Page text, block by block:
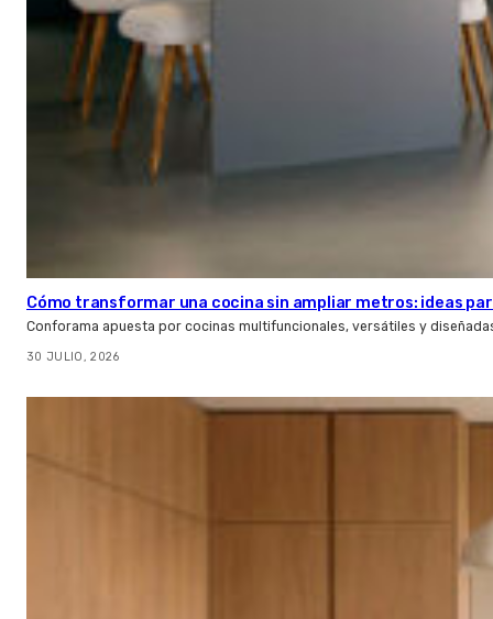
Cómo transformar una cocina sin ampliar metros: ideas
Conforama apuesta por cocinas multifuncionales, versátiles y
30 JULIO, 2026